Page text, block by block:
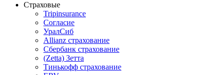
Страховые
Tripinsurance
Согласие
УралСиб
Allianz страхование
Сбербанк страхование
(Zetta) Зетта
Тинькофф страхование